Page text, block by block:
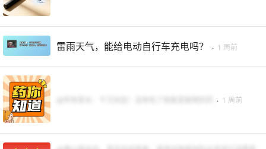
雷雨天气，能给电动自行车充电吗？ · 1 周前
· 1 周前